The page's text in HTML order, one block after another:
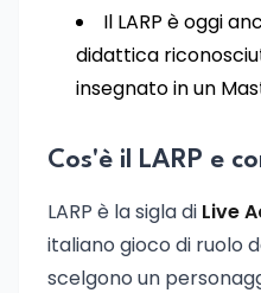
Il LARP è oggi
didattica
insegnato in un
Cos'è il LARP e
LARP è la sigla di Live
italiano gioco di ruolo
scelgono un